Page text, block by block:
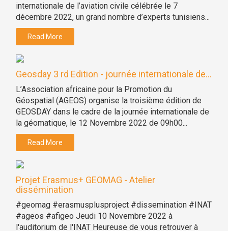
internationale de l’aviation civile célébrée le 7
décembre 2022, un grand nombre d’experts tunisiens...
Read More
Geosday 3 rd Edition - journée internationale de...
L’Association africaine pour la Promotion du
Géospatial (AGEOS) organise la troisième édition de
GEOSDAY dans le cadre de la journée internationale de
la géomatique, le 12 Novembre 2022 de 09h00...
Read More
Projet Erasmus+ GEOMAG - Atelier
dissémination
#geomag #erasmusplusproject #dissemination #INAT
#ageos #afigeo Jeudi 10 Novembre 2022 à
l'auditorium de l'INAT Heureuse de vous retrouver à